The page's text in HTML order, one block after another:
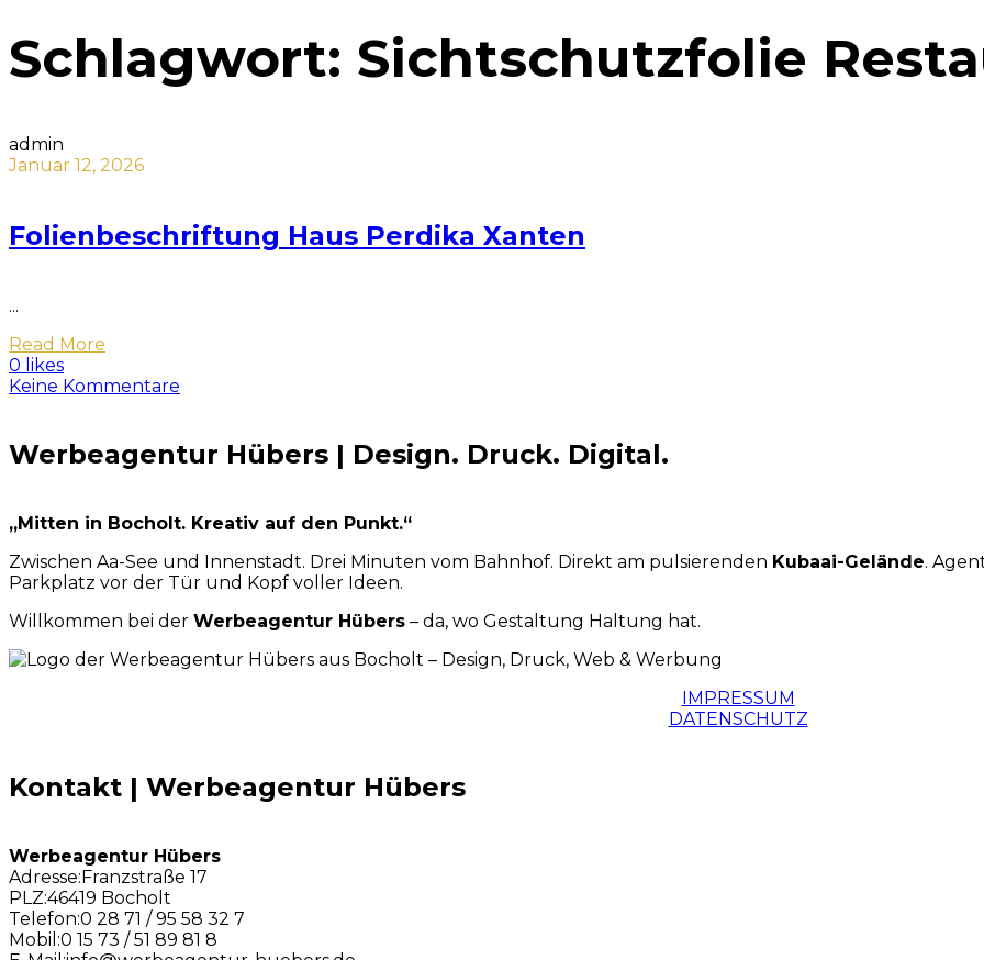
Schlagwort: Sichtschutzfolie
admin
Januar 12, 2026
Folienbeschriftung Haus Perdika Xanten
...
Read More
0 likes
Keine Kommentare
Werbeagentur Hübers | Design. Druck. Digital.
„Mitten in Bocholt. Kreativ auf den Punkt.“
Zwischen Aa-See und Innenstadt. Drei Minuten vom Bahnhof. Direkt am pulsierenden Kubaai-Gelände.
Parkplatz vor der Tür und Kopf voller Ideen.
Willkommen bei der Werbeagentur Hübers – da, wo Gestaltung Haltung hat.
IMPRESSUM
DATENSCHUTZ
Kontakt | Werbeagentur Hübers
Werbeagentur Hübers
Adresse:Franzstraße 17
PLZ:46419 Bocholt
Telefon:0 28 71 / 95 58 32 7
Mobil:0 15 73 / 51 89 81 8